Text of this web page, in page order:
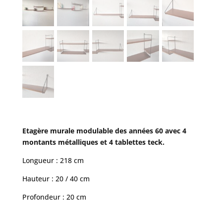
Etagère murale modulable des années 60 avec 4
montants métalliques et 4 tablettes teck.
Longueur : 218 cm
Hauteur : 20 / 40 cm
Profondeur : 20 cm